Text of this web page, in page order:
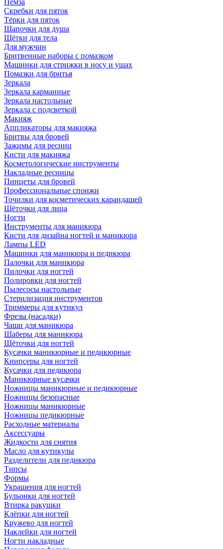
Пемза
Скребки для пяток
Тёрки для пяток
Шапочки для душа
Щётки для тела
Для мужчин
Бритвенные наборы с помазком
Машинки для стрижки в носу и ушах
Помазки для бритья
Зеркала
Зеркала карманные
Зеркала настольные
Зеркала с подсветкой
Макияж
Аппликаторы для макияжа
Бритвы для бровей
Зажимы для ресниц
Кисти для макияжа
Косметологические инструменты
Накладные ресницы
Пинцеты для бровей
Профессиональные спонжи
Точилки для косметических карандашей
Щёточки для лица
Ногти
Инструменты для маникюра
Кисти для дизайна ногтей и маникюра
Лампы LED
Машинки для маникюра и педикюра
Палочки для маникюра
Пилочки для ногтей
Полировки для ногтей
Пылесосы настольные
Стерилизация инструментов
Триммеры для кутикул
Фрезы (насадки)
Чаши для маникюра
Шаберы для маникюра
Щёточки для ногтей
Кусачки маникюрные и педикюрные
Книпсеры для ногтей
Кусачки для педикюра
Маникюрные кусачки
Ножницы маникюрные и педикюрные
Ножницы безопасные
Ножницы маникюрные
Ножницы педикюрные
Расходные материалы
Аксессуары
Жидкости для снятия
Масло для кутикулы
Разделители для педикюра
Типсы
Формы
Украшения для ногтей
Бульонки для ногтей
Втирка ракушки
Клёпки для ногтей
Кружево для ногтей
Наклейки для ногтей
Ногти накладные